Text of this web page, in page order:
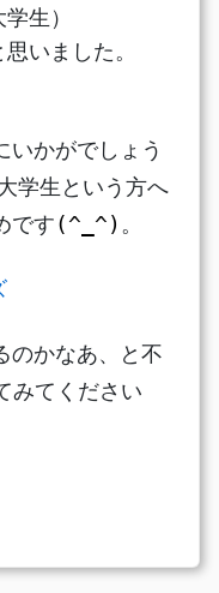
生）
いました。
いかがでしょう
学生という方へ
です (^_^) 。
のかなあ、と不
みてください